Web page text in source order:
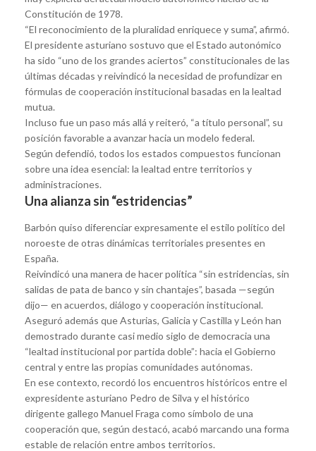
Constitución de 1978.
“El reconocimiento de la pluralidad enriquece y suma”, afirmó.
El presidente asturiano sostuvo que el Estado autonómico
ha sido “uno de los grandes aciertos” constitucionales de las
últimas décadas y reivindicó la necesidad de profundizar en
fórmulas de cooperación institucional basadas en la lealtad
mutua.
Incluso fue un paso más allá y reiteró, “a título personal”, su
posición favorable a avanzar hacia un modelo federal.
Según defendió, todos los estados compuestos funcionan
sobre una idea esencial: la lealtad entre territorios y
administraciones.
Una alianza sin “estridencias”
Barbón quiso diferenciar expresamente el estilo político del
noroeste de otras dinámicas territoriales presentes en
España.
Reivindicó una manera de hacer política “sin estridencias, sin
salidas de pata de banco y sin chantajes”, basada —según
dijo— en acuerdos, diálogo y cooperación institucional.
Aseguró además que Asturias, Galicia y Castilla y León han
demostrado durante casi medio siglo de democracia una
“lealtad institucional por partida doble”: hacia el Gobierno
central y entre las propias comunidades autónomas.
En ese contexto, recordó los encuentros históricos entre el
expresidente asturiano Pedro de Silva y el histórico
dirigente gallego Manuel Fraga como símbolo de una
cooperación que, según destacó, acabó marcando una forma
estable de relación entre ambos territorios.